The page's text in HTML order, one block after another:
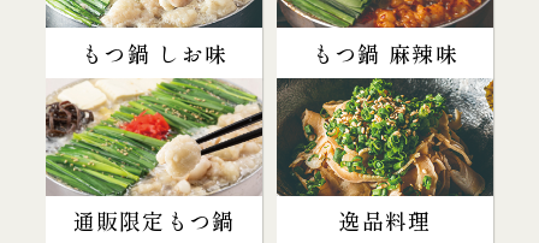
もつ鍋 しお味 もつ鍋 麻辣味
通販限定もつ鍋 逸品料理